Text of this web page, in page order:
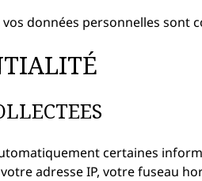
données personnelles
certaines
adresse IP, votre fuseau